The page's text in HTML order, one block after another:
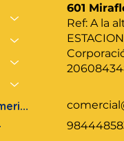
Productos Americanos
601
Ref: A la